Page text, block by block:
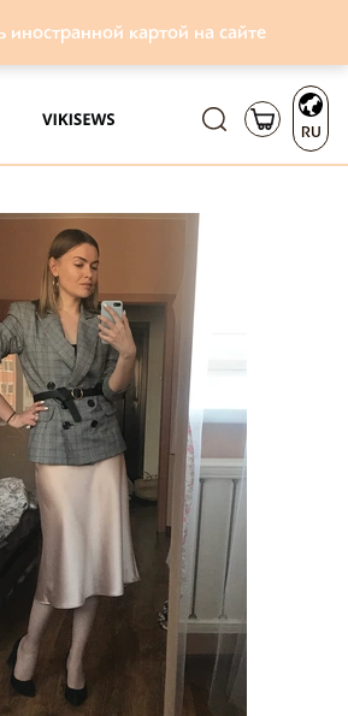
иностранной картой на сайте
RU